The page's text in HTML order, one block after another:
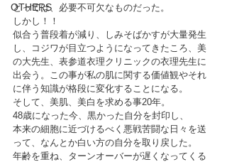
OTHERS
とっては、必要不可欠なものだった。
しかし！！
似合う普段着が減り、しみそばかすが大量発生
し、コジワが目立つようになってきたころ、美
の大先生、表参道衣理クリニックの衣理先生に
出会う。この事が私の肌に関する価値観やそれ
に伴う知識が格段に変化することになる。
そして、美肌、美白を求める事20年。
48歳になった今、黒かった自分を封印し、
本来の細胞に近づけるべく悪戦苦闘な日々を送
って、なんとか白い方の自分を取り戻した。
年齢を重ね、ターンオーバーが遅くなってくる